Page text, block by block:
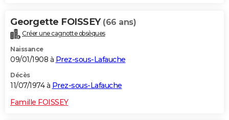
Georgette FOISSEY (66 ans)
Créer une cagnotte obsèques
Naissance
09/01/1908 à Prez-sous-Lafauche
Décès
11/07/1974 à Prez-sous-Lafauche
Famille FOISSEY